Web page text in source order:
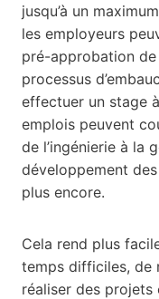
jusqu’à un
les employeurs
pré-approbation
processus
effectuer un stage
emplois peuvent
de l’ingénierie à la
développement
plus encore.
Cela rend plus
temps difficiles, de
réaliser des